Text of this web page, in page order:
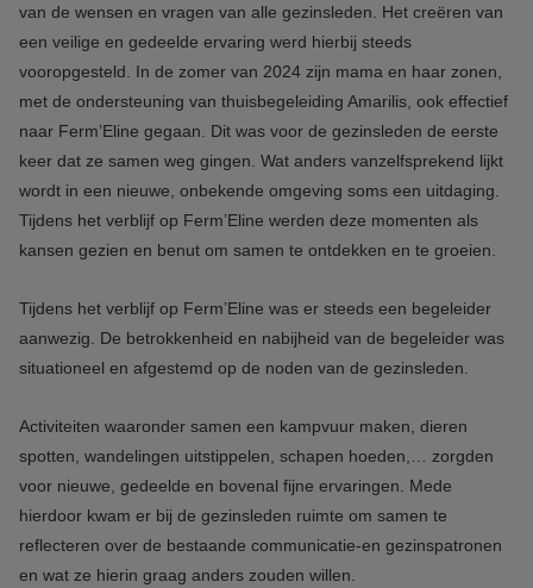
van de wensen en vragen van alle gezinsleden. Het creëren van
een veilige en gedeelde ervaring werd hierbij steeds
vooropgesteld. In de zomer van 2024 zijn mama en haar zonen,
met de ondersteuning van thuisbegeleiding Amarilis, ook effectief
naar Ferm’Eline gegaan. Dit was voor de gezinsleden de eerste
keer dat ze samen weg gingen. Wat anders vanzelfsprekend lijkt
wordt in een nieuwe, onbekende omgeving soms een uitdaging.
Tijdens het verblijf op Ferm’Eline werden deze momenten als
kansen gezien en benut om samen te ontdekken en te groeien.
Tijdens het verblijf op Ferm’Eline was er steeds een begeleider
aanwezig. De betrokkenheid en nabijheid van de begeleider was
situationeel en afgestemd op de noden van de gezinsleden.
Activiteiten waaronder samen een kampvuur maken, dieren
spotten, wandelingen uitstippelen, schapen hoeden,… zorgden
voor nieuwe, gedeelde en bovenal fijne ervaringen. Mede
hierdoor kwam er bij de gezinsleden ruimte om samen te
reflecteren over de bestaande communicatie-en gezinspatronen
en wat ze hierin graag anders zouden willen.